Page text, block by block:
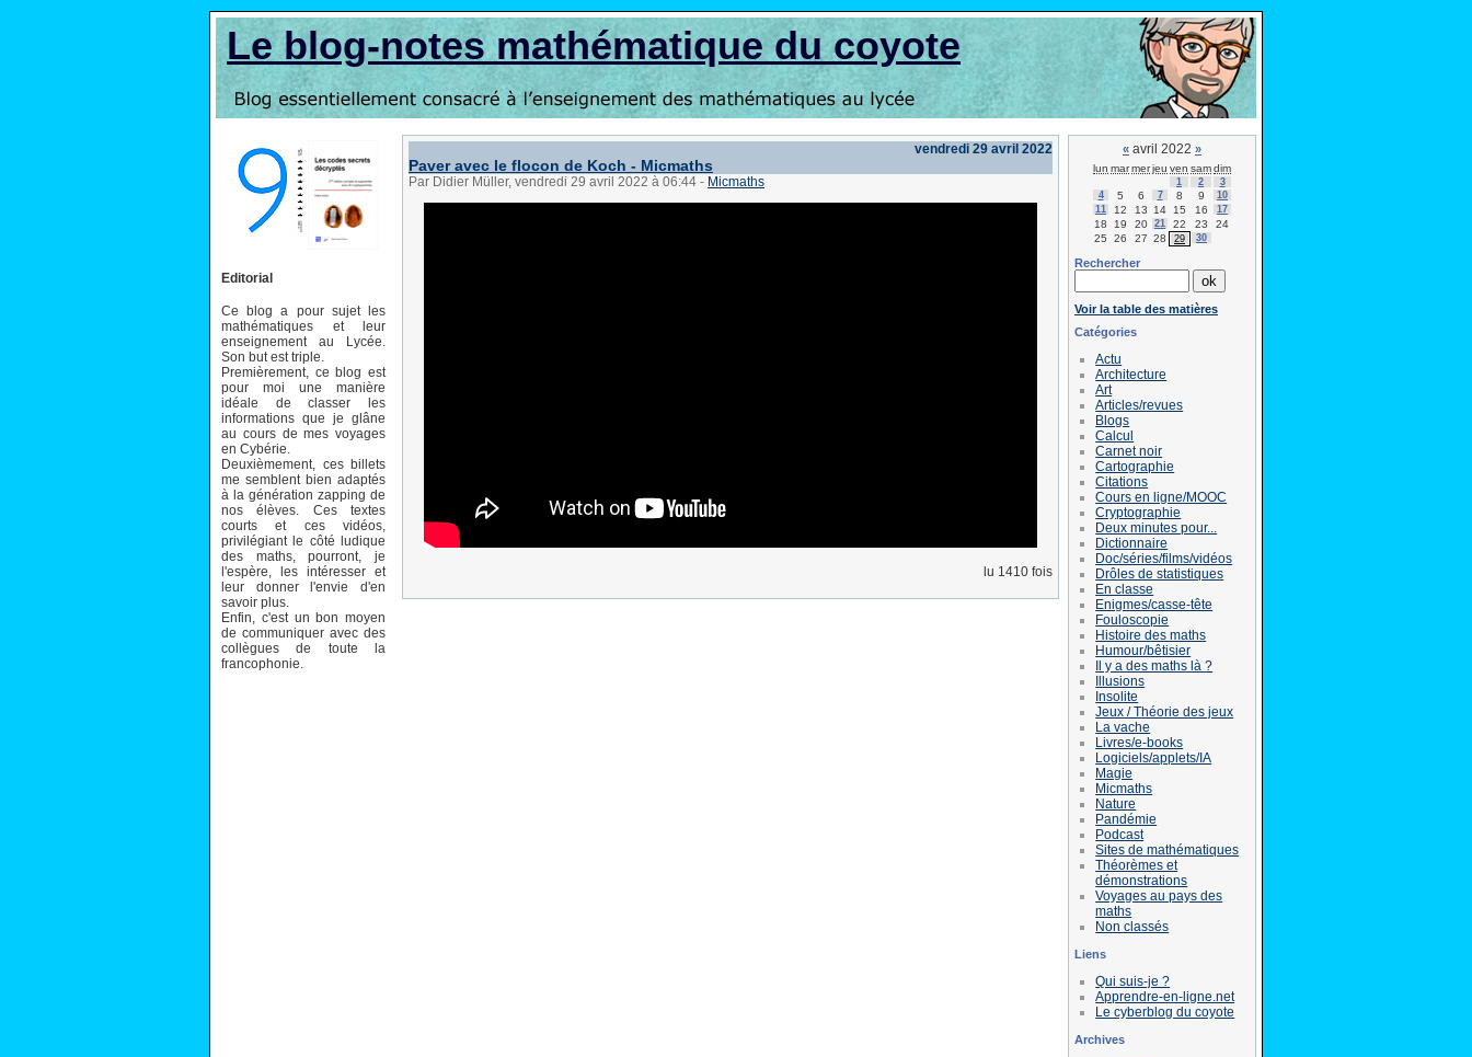
Le blog-notes mathématique du coyote
Editorial
Ce blog a pour sujet les
mathématiques et leur
enseignement au Lycée.
Son but est triple.
Premièrement, ce blog est
pour moi une manière
idéale de classer les
informations que je glâne
au cours de mes voyages
en Cybérie.
Deuxièmement, ces billets
me semblent bien adaptés
à la génération zapping de
nos élèves. Ces textes
courts et ces vidéos,
privilégiant le côté ludique
des maths, pourront, je
l'espère, les intéresser et
leur donner l'envie d'en
savoir plus.
Enfin, c'est un bon moyen
de communiquer avec des
collègues de toute la
francophonie.
vendredi 29 avril 2022
Paver avec le flocon de Koch - Micmaths
Par Didier Müller, vendredi 29 avril 2022 à 06:44 - Micmaths
lu 1410 fois
« avril 2022 »
lun marmerjeu ven samdim
1 2
3
4
5 6 7 8 9
10
11
12 13 14 15 16 17
18 19 20 21 22 23
24
25
26 27 28 29 30
Rechercher
Voir la table des matières
Catégories
Actu
Architecture
Art
Articles/revues
Blogs
Calcul
Carnet noir
Cartographie
Citations
Cours en ligne/MOOC
Cryptographie
Deux minutes pour...
Dictionnaire
Doc/séries/films/vidéos
Drôles de statistiques
En classe
Enigmes/casse-tête
Fouloscopie
Histoire des maths
Humour/bêtisier
Il y a des maths là ?
Illusions
Insolite
Jeux / Théorie des jeux
La vache
Livres/e-books
Logiciels/applets/IA
Magie
Micmaths
Nature
Pandémie
Podcast
Sites de mathématiques
Théorèmes et
démonstrations
Voyages au pays des
maths
Non classés
Liens
Qui suis-je ?
Apprendre-en-ligne.net
Le cyberblog du coyote
Archives